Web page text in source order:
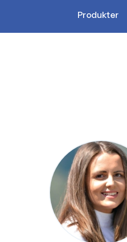
Produkter